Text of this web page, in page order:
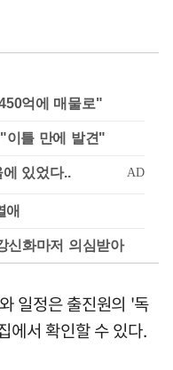
억에 매물로"
이틀 만에 발견"
애
신화마저 의심받아
일정은 출진원의 '독
에서 확인할 수 있다.